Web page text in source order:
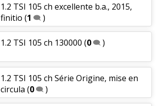
1.2 TSI 105 ch excellente b.a., 2015,
finitio (1 )
1.2 TSI 105 ch 130000 (0 )
1.2 TSI 105 ch Série Origine, mise en
circula (0 )